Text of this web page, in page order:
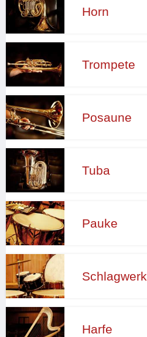
Horn
Trompete
Posaune
Tuba
Pauke
Schlagwerk
Harfe